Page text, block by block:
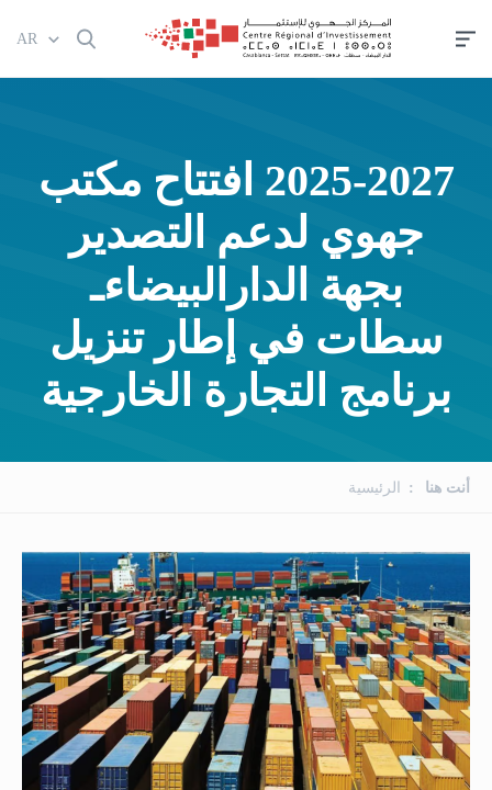
إلى
المحتوى
AR
2025-2027 افتتاح مكتب
جهوي لدعم التصدير
بجهة الدارالبيضاءـ
سطات في إطار تنزيل
برنامج التجارة الخارجية
أنت هنا الرئيسية